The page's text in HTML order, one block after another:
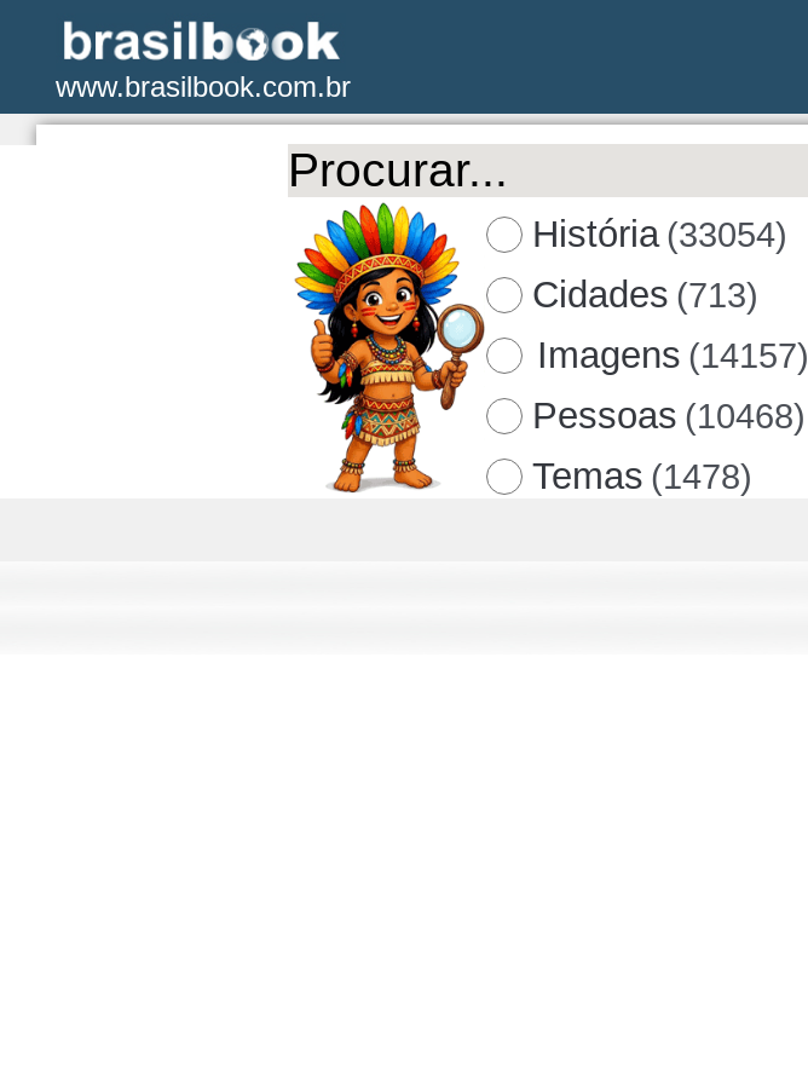
www.brasilbook.com.br
História (33054)
Cidades (713)
Imagens (14157)
Pessoas (10468)
Temas (1478)